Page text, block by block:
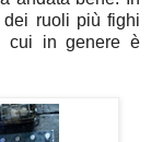
ruoli più fighi
cui in genere è